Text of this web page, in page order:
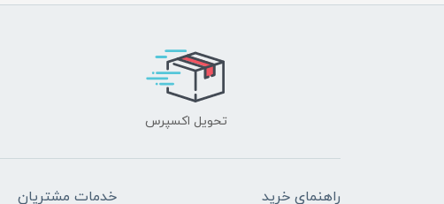
تحویل اکسپرس
راهنمای خرید خدمات مشتریان